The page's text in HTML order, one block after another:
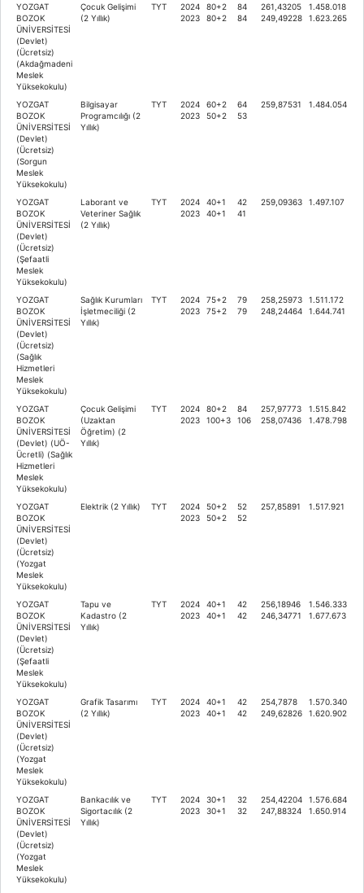
YOZGAT
BOZOK
ÜNİVERSİTESİ
(Devlet)
(Ücretsiz)
(Akdağmadeni
Meslek
Yüksekokulu)
Çocuk Gelişimi
(2 Yıllık)
TYT
2024
2023
80+2
80+2
84
84
261,43205
249,49228
1.458.018
1.623.265
YOZGAT
BOZOK
ÜNİVERSİTESİ
(Devlet)
(Ücretsiz)
(Sorgun
Meslek
Yüksekokulu)
Bilgisayar
Programcılığı (2
Yıllık)
TYT
2024
2023
60+2
50+2
64
53
259,87531 1.484.054
YOZGAT
BOZOK
ÜNİVERSİTESİ
(Devlet)
(Ücretsiz)
(Şefaatli
Meslek
Yüksekokulu)
Laborant ve
Veteriner Sağlık
(2 Yıllık)
TYT
2024
2023
40+1
40+1
42
41
259,09363 1.497.107
YOZGAT
BOZOK
ÜNİVERSİTESİ
(Devlet)
(Ücretsiz)
(Sağlık
Hizmetleri
Meslek
Yüksekokulu)
Sağlık Kurumları
İşletmeciliği (2
Yıllık)
TYT
2024
2023
75+2
75+2
79
79
258,25973
248,24464
1.511.172
1.644.741
YOZGAT
BOZOK
ÜNİVERSİTESİ
(Devlet) (UÖ-
Ücretli) (Sağlık
Hizmetleri
Meslek
Yüksekokulu)
Çocuk Gelişimi
(Uzaktan
Öğretim) (2
Yıllık)
TYT
2024
2023
80+2
100+3
84
106
257,97773
258,07436
1.515.842
1.478.798
YOZGAT
BOZOK
ÜNİVERSİTESİ
(Devlet)
(Ücretsiz)
(Yozgat
Meslek
Yüksekokulu)
Elektrik (2 Yıllık) TYT
2024
2023
50+2
50+2
52
52
257,85891 1.517.921
YOZGAT
BOZOK
ÜNİVERSİTESİ
(Devlet)
(Ücretsiz)
(Şefaatli
Meslek
Yüksekokulu)
Tapu ve
Kadastro (2
Yıllık)
TYT
2024
2023
40+1
40+1
42
42
256,18946
246,34771
1.546.333
1.677.673
YOZGAT
BOZOK
ÜNİVERSİTESİ
(Devlet)
(Ücretsiz)
(Yozgat
Meslek
Yüksekokulu)
Grafik Tasarımı
(2 Yıllık)
TYT
2024
2023
40+1
40+1
42
42
254,7878
249,62826
1.570.340
1.620.902
YOZGAT
BOZOK
ÜNİVERSİTESİ
(Devlet)
(Ücretsiz)
(Yozgat
Meslek
Yüksekokulu)
Bankacılık ve
Sigortacılık (2
Yıllık)
TYT
2024
2023
30+1
30+1
32
32
254,42204
247,88324
1.576.684
1.650.914